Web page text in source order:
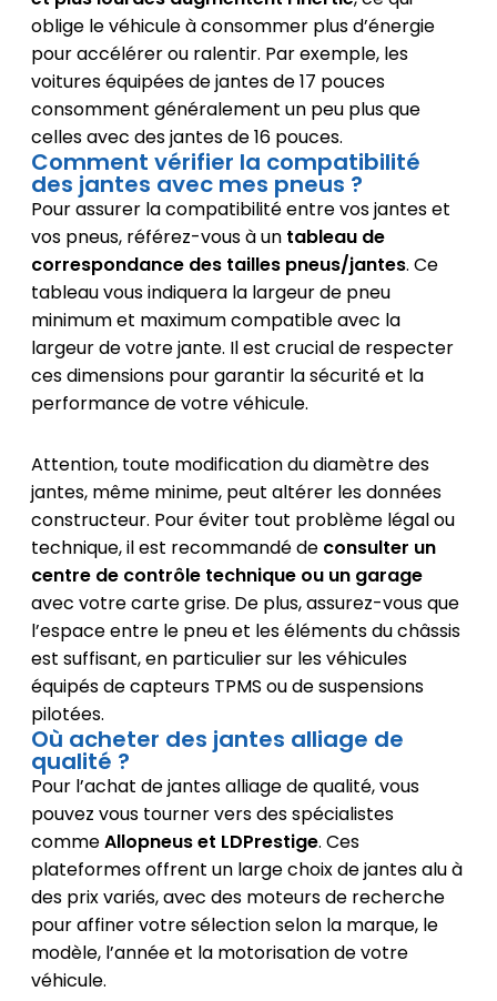
oblige le véhicule à consommer plus d’énergie
pour accélérer ou ralentir. Par exemple, les
voitures équipées de jantes de 17 pouces
consomment généralement un peu plus que
celles avec des jantes de 16 pouces.
Comment vérifier la compatibilité
des jantes avec mes pneus ?
Pour assurer la compatibilité entre vos jantes et
vos pneus, référez-vous à un tableau de
correspondance des tailles pneus/jantes. Ce
tableau vous indiquera la largeur de pneu
minimum et maximum compatible avec la
largeur de votre jante. Il est crucial de respecter
ces dimensions pour garantir la sécurité et la
performance de votre véhicule.
Attention, toute modification du diamètre des
jantes, même minime, peut altérer les données
constructeur. Pour éviter tout problème légal ou
technique, il est recommandé de consulter un
centre de contrôle technique ou un garage
avec votre carte grise. De plus, assurez-vous que
l’espace entre le pneu et les éléments du châssis
est suffisant, en particulier sur les véhicules
équipés de capteurs TPMS ou de suspensions
pilotées.
Où acheter des jantes alliage de
qualité ?
Pour l’achat de jantes alliage de qualité, vous
pouvez vous tourner vers des spécialistes
commeAllopneus et LDPrestige. Ces
plateformes offrent un large choix de jantes alu à
des prix variés, avec des moteurs de recherche
pour affiner votre sélection selon la marque, le
modèle, l’année et la motorisation de votre
véhicule.